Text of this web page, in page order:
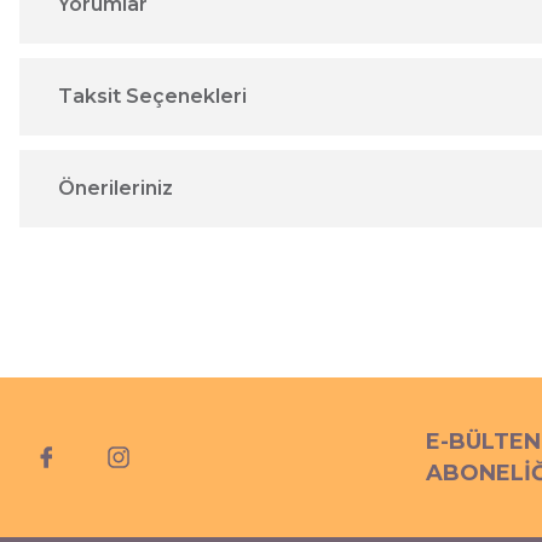
Taksit Seçenekleri
Önerileriniz
E-BÜLTEN